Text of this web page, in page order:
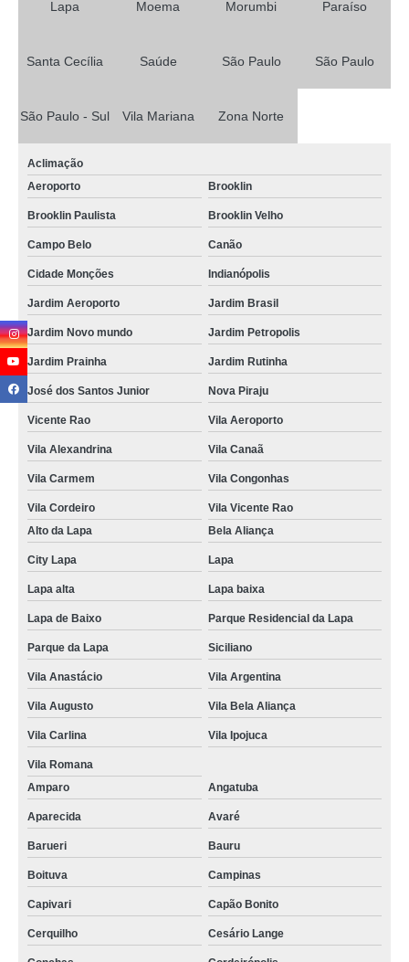
Lapa Moema Morumbi Paraíso
Santa Cecília Saúde São Paulo São Paulo
São Paulo - Sul Vila Mariana Zona Norte
Aclimação
Aeroporto
Brooklin
Brooklin Paulista Brooklin Velho
Campo Belo Canão
Cidade Monções Indianópolis
Jardim Aeroporto Jardim Brasil
Jardim Novo mundo Jardim Petropolis
Jardim Prainha Jardim Rutinha
José dos Santos Junior Nova Piraju
Vicente Rao Vila Aeroporto
Vila Alexandrina Vila Canaã
Vila Carmem Vila Congonhas
Vila Cordeiro
Vila Vicente Rao
Alto da Lapa
Bela Aliança
City Lapa Lapa
Lapa alta Lapa baixa
Lapa de Baixo Parque Residencial da Lapa
Parque da Lapa Siciliano
Vila Anastácio Vila Argentina
Vila Augusto Vila Bela Aliança
Vila Carlina Vila Ipojuca
Vila Romana
Amparo
Angatuba
Aparecida Avaré
Barueri Bauru
Boituva Campinas
Capivari Capão Bonito
Cerquilho Cesário Lange